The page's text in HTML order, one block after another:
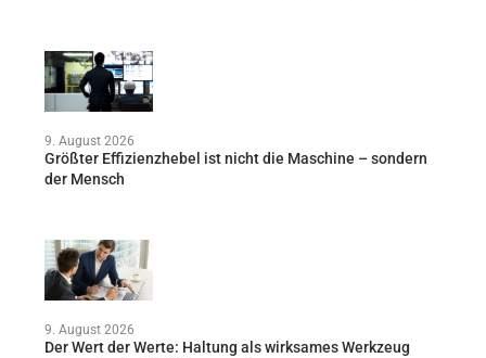
9. August 2026
Größter Effizienzhebel ist nicht die Maschine – sondern
der Mensch
9. August 2026
Der Wert der Werte: Haltung als wirksames Werkzeug